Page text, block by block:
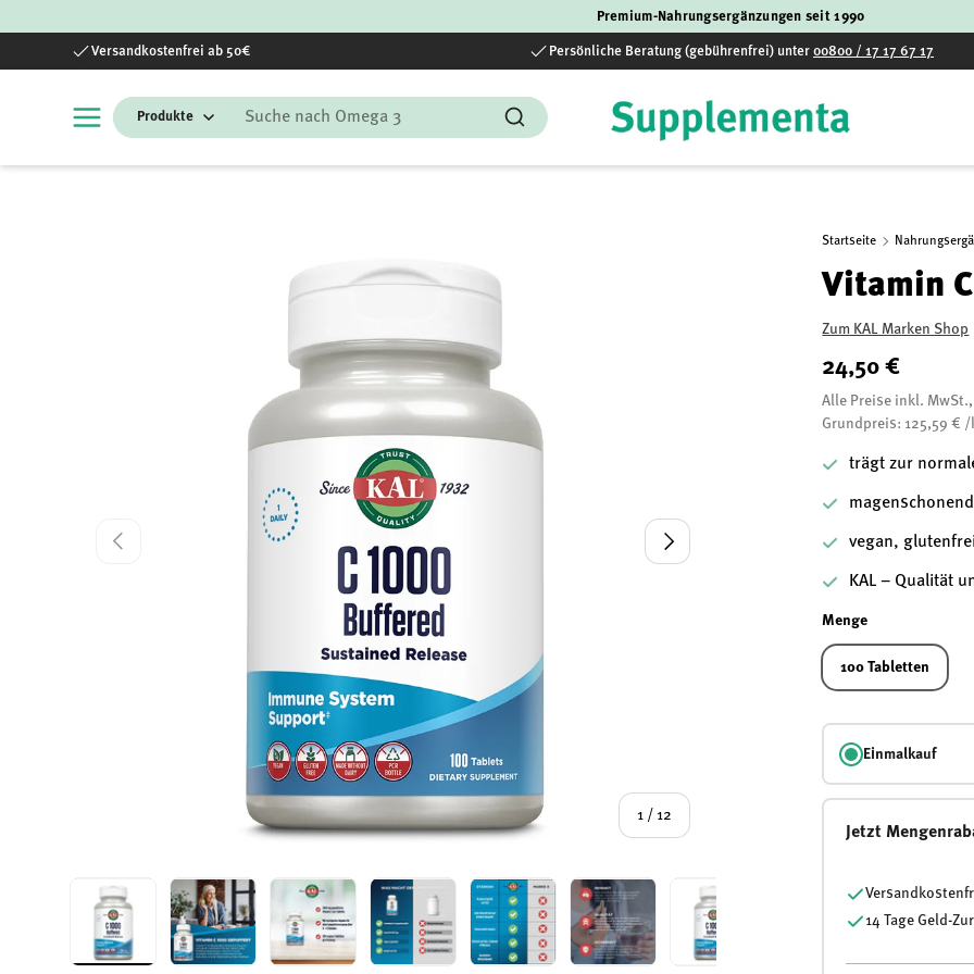
Direkt zum Inhalt
Premium-Nahrungsergänzungen seit 1990
Versandkostenfrei ab 50€ Persönliche Beratung (gebührenfrei) unter 00800 / 17 17 67 17
Suchen
Suchen
Vorherige
1 /von
12
Nächste
Startseite
Vitamin
Zum KAL Marken Shop
24,50 €
Alle Preise inkl.
Grundpreis: 125,59 € /
trägt zur
vegan,
KAL – Qualität
Menge
100 Tabletten
Einmalkauf
Jetzt
14 Tage Geld-